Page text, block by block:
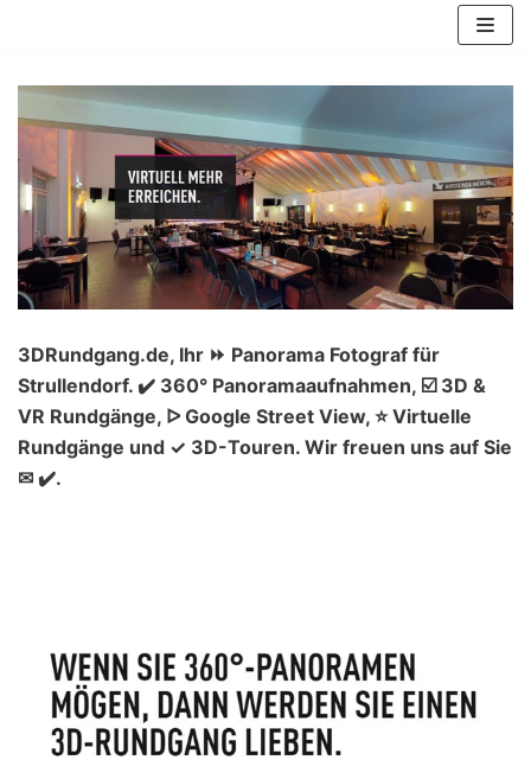
Inhalt
springen
3DRundgang.de, Ihr ⏩ Panorama Fotograf für
Strullendorf. ✔️ 360° Panoramaaufnahmen, ☑️ 3D &
VR Rundgänge, ᐅ Google Street View, ⭐ Virtuelle
Rundgänge und ✓ 3D-Touren. Wir freuen uns auf Sie
✉ ✔️.